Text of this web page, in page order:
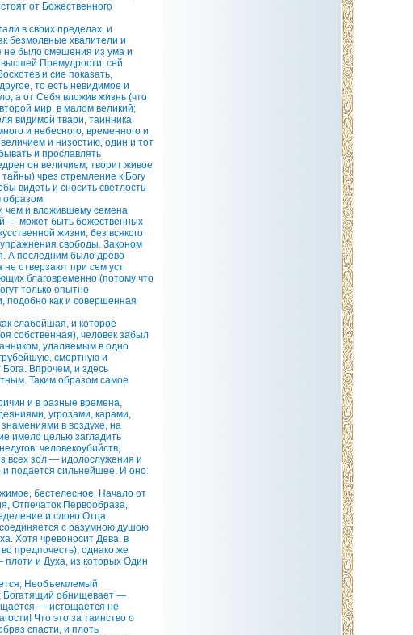
от Божественного
в своих пределах, и
безмолвные хвалители и
не было смешения из ума и
Премудрости, сей
и сие показать,
то есть невидимое и
а от Себя вложив жизнь (что
мир, в малом великий;
видимой твари, таинника
и небесного, временного и
и низостию, один и тот
и прославлять
он величием; творит живое
чрез стремление к Богу
видеть и сносить светлость
чем и вложившему семена
— может быть божественных
жизни, без всякого
свободы. Законом
А последним было древо
отверзают при сем уст
благовременно (потому что
только опытно
как и совершенная
слабейшая, и которое
собственная), человек забыл
удаляемым в одно
смертную и
Впрочем, и здесь
Таким образом самое
и в разные времена,
угрозами, карами,
в воздухе, на
имело целью загладить
человекоубийств,
всех зол — идолослужения и
и подается сильнейшее. И оно
бестелесное, Начало от
Отпечаток Первообраза,
и слово Отца,
с разумною душою
Хотя чревоносит Дева, в
предпочесть); однако же
и Духа, из которых Один
Необъемлемый
Богатящий обнищевает —
— истощается не
Что это за таинство о
спасти, и плоть